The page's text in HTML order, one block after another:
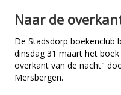
Naar de
De Stadsdorp boekenclub
dinsdag 31 maart het
overkant van de nacht"
Mersbergen.